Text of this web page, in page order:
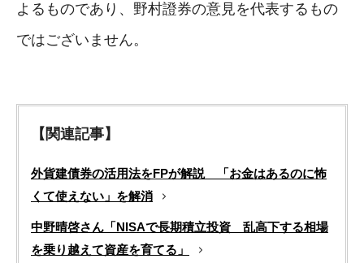
よるものであり、野村證券の意見を代表するもの
ではございません。
【関連記事】
外貨建債券の活用法をFPが解説 「お金はあるのに怖
くて使えない」を解消
中野晴啓さん「NISAで長期積立投資 乱高下する相場
を乗り越えて資産を育てる」